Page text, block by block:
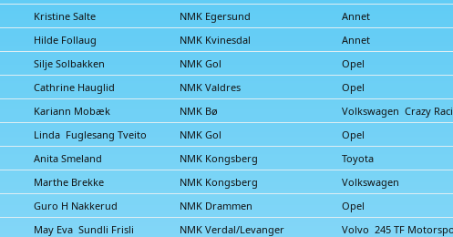
Kristine Salte NMK Egersund
Annet
Hilde Follaug NMK Kvinesdal
Annet
Silje Solbakken NMK Gol
Opel
Cathrine Hauglid NMK Valdres
Opel
Kariann Mobæk NMK Bø
Volkswagen Crazy
Linda Fuglesang Tveito NMK Gol
Opel
Anita Smeland NMK Kongsberg
Toyota
Marthe Brekke NMK Kongsberg
Volkswagen
Guro H Nakkerud NMK Drammen
Opel
May Eva Sundli Frisli NMK Verdal/Levanger
Volvo 245 TF